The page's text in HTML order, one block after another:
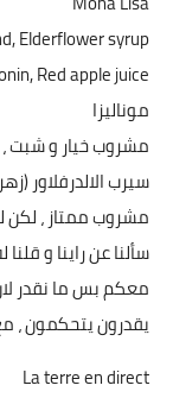
Elderflower syrup
Red apple juice
موناليزا
مشروب خيار و شبت
سيرب الالدرفلاور
مشروب ممتاز ، لكن
سألنا عن راينا و
معكم بس ما نقدر
يقدرون يتحكمون ،
La terre en direct